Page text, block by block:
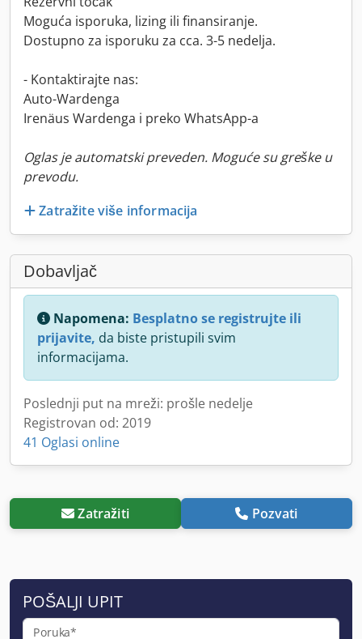
Moguća isporuka, lizing ili finansiranje.
Dostupno za isporuku za cca. 3-5 nedelja.
- Kontaktirajte nas:
Auto-Wardenga
Irenäus Wardenga i preko WhatsApp-a
Oglas je automatski preveden. Moguće su greške u
prevodu.
Zatražite više informacija
Dobavljač
Napomena: Besplatno se registrujte ili
prijavite, da biste pristupili svim
informacijama.
Poslednji put na mreži: prošle nedelje
Registrovan od: 2019
41 Oglasi online
Zatražiti Pozvati
POŠALJI UPIT
Poruka*